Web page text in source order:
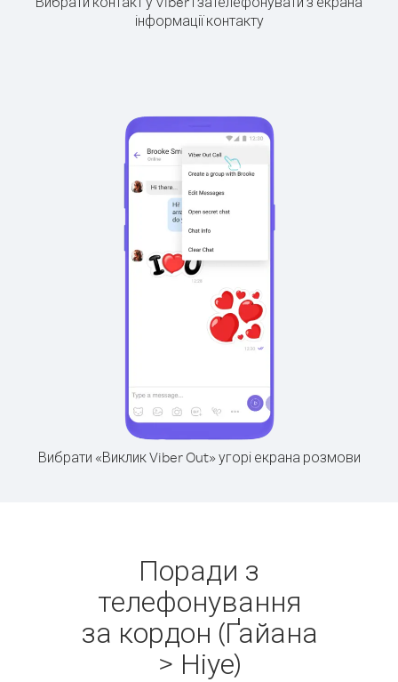
інформації контакту
Вибрати «Виклик Viber Out» угорі екрана розмови
Поради з
телефонування
за кордон (Ґайана
> Ніуе)